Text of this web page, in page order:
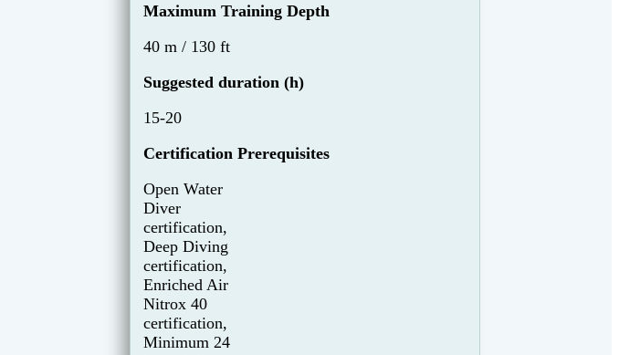
Maximum Training Depth
40 m / 130 ft
Suggested duration (h)
15-20
Certification Prerequisites
Open Water
Diver
certification,
Deep Diving
certification,
Enriched Air
Nitrox 40
certification,
Minimum 24